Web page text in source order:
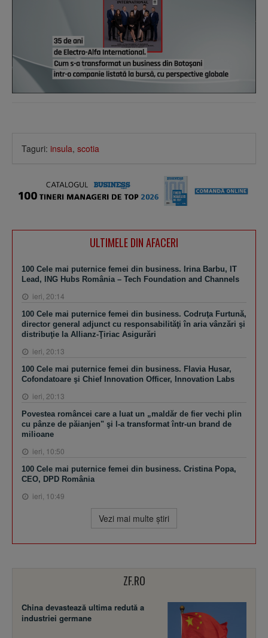
Taguri: insula, scotia
ULTIMELE DIN AFACERI
100 Cele mai puternice femei din business. Irina Barbu, IT
Lead, ING Hubs România – Tech Foundation and Channels
ieri, 20:14
100 Cele mai puternice femei din business. Codruţa Furtună,
director general adjunct cu responsabilităţi în aria vânzări şi
distribuţie la Allianz-Ţiriac Asigurări
ieri, 20:13
100 Cele mai puternice femei din business. Flavia Husar,
Cofondatoare şi Chief Innovation Officer, Innovation Labs
ieri, 20:13
Povestea româncei care a luat un „maldăr de fier vechi plin
cu pânze de păianjen" şi l-a transformat într-un brand de
milioane
ieri, 10:50
100 Cele mai puternice femei din business. Cristina Popa,
CEO, DPD România
ieri, 10:49
Vezi mai multe ştiri
ZF.RO
China devastează ultima redută a
industriei germane